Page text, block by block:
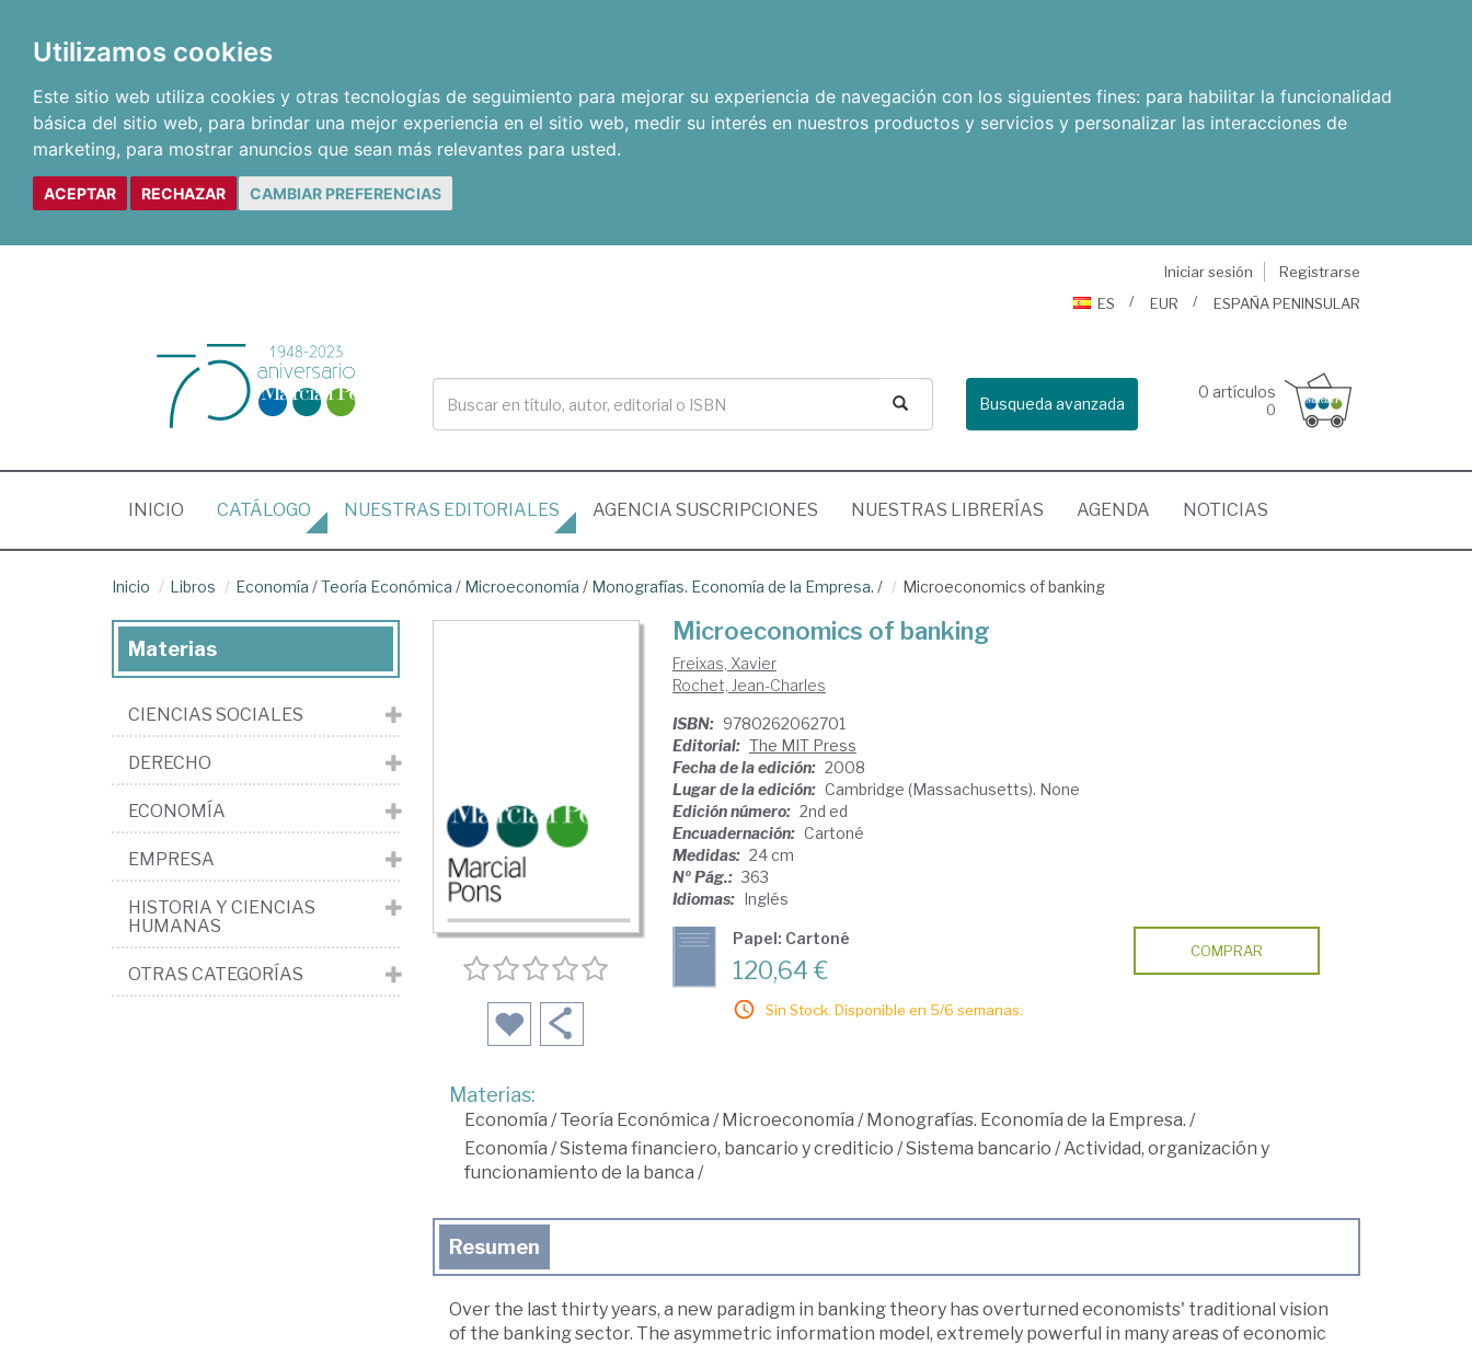
Utilizamos cookies
Este sitio web utiliza cookies y otras tecnologías de seguimiento para mejorar su experiencia de navegación con los siguientes fines: para habilitar la funcionalidad
básica del sitio web, para brindar una mejor experiencia en el sitio web, medir su interés en nuestros productos y servicios y personalizar las interacciones de
marketing, para mostrar anuncios que sean más relevantes para usted.
ACEPTAR RECHAZAR CAMBIAR PREFERENCIAS
Iniciar sesión
Registrarse
ES
EUR ESPAÑA PENINSULAR
Busqueda avanzada
0 artículos
0
INICIO (CURRENT)
CATÁLOGO NUESTRAS EDITORIALES AGENCIA SUSCRIPCIONES NUESTRAS LIBRERÍAS AGENDA NOTICIAS
Inicio Libros Economía /Teoría Económica / Microeconomía / Monografías. Economía de la Empresa. / Microeconomics of banking
Microeconomics of banking
Freixas, Xavier
Rochet, Jean-Charles
ISBN: 9780262062701
Editorial: The MIT Press
Fecha de la edición: 2008
Lugar de la edición: Cambridge (Massachusetts). None
Edición número: 2nd ed
Encuadernación: Cartoné
Medidas: 24 cm
Nº Pág.: 363
Idiomas: Inglés
Papel: Cartoné
120,64 €
Sin Stock. Disponible en 5/6 semanas.
COMPRAR
Materias:
Economía /Teoría Económica /Microeconomía /Monografías. Economía de la Empresa. /
Economía /Sistema financiero, bancario y crediticio /Sistema bancario /Actividad, organización y
funcionamiento de la banca /
Resumen
Over the last thirty years, a new paradigm in banking theory has overturned economists' traditional vision
of the banking sector. The asymmetric information model, extremely powerful in many areas of economic
Materias
CIENCIAS SOCIALES
DERECHO
ECONOMÍA
EMPRESA
HISTORIA Y CIENCIAS
HUMANAS
OTRAS CATEGORÍAS